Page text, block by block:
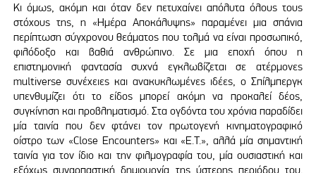
Κι όμως, ακόμη και όταν δεν πετυχαίνει απόλυτα όλους τους
στόχους της, η «Ημέρα Αποκάλυψης» παραμένει μια σπάνια
περίπτωση σύγχρονου θεάματος που τολμά να είναι προσωπικό,
φιλόδοξο και βαθιά ανθρώπινο. Σε μια εποχή όπου η
επιστημονική φαντασία συχνά εγκλωβίζεται σε ατέρμονες
multiverse συνέχειες και ανακυκλωμένες ιδέες, ο Σπίλμπεργκ
υπενθυμίζει ότι το είδος μπορεί ακόμη να προκαλεί δέος,
συγκίνηση και προβληματισμό. Στα ογδόντα του χρόνια παραδίδει
μία ταινία που δεν φτάνει τον πρωτογενή κινηματογραφικό
οίστρο των «Close Encounters» και «E.T.», αλλά μία σημαντική
ταινία για τον ίδιο και την φιλμογραφία του, μία ουσιαστική και
εξόχως συναρπαστική δημιουργία της ύστερης περιόδου του.